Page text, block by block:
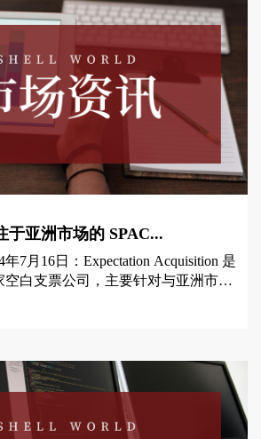
SPAC交易”)的诸多方面,其一经颁布
起业界及传媒人士的极大关注。以下,
界拟分享此次SPAC新规的核心内容。
于亚洲市场的 SPAC...
年7月16日：Expectation Acquisition 是
空白支票公司，主要针对与亚洲市场